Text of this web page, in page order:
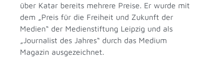
über Katar bereits mehrere Preise. Er wurde mit
dem „Preis für die Freiheit und Zukunft der
Medien“ der Medienstiftung Leipzig und als
„Journalist des Jahres“ durch das Medium
Magazin ausgezeichnet.